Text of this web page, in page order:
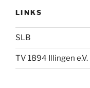
LINKS
SLB
TV 1894 Illingen e.V.